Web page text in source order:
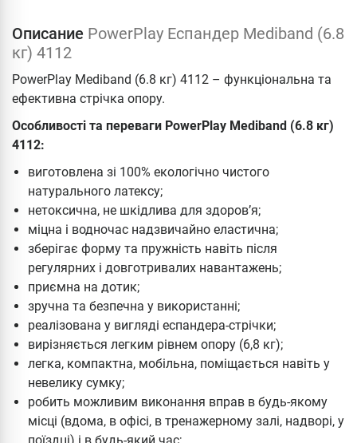
Описание PowerPlay Еспандер Mediband (6.8
кг) 4112
PowerPlay Mediband (6.8 кг) 4112 – функціональна та
ефективна стрічка опору.
Особливості та переваги PowerPlay Mediband (6.8 кг)
4112:
виготовлена зі 100% екологічно чистого
натурального латексу;
нетоксична, не шкідлива для здоров’я;
міцна і водночас надзвичайно еластична;
зберігає форму та пружність навіть після
регулярних і довготривалих навантажень;
приємна на дотик;
зручна та безпечна у використанні;
реалізована у вигляді еспандера-стрічки;
вирізняється легким рівнем опору (6,8 кг);
легка, компактна, мобільна, поміщається навіть у
невелику сумку;
робить можливим виконання вправ в будь-якому
місці (вдома, в офісі, в тренажерному залі, надворі, у